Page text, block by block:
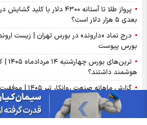
پرواز طلا تا آستانه ۴۳۰۰ دلار با
بعدی ۵ هزار دلار است؟
درج نماد «داروند» در بورس تهران | زیست اروند
بورس پیوست
هوشمند داشتند؟
گزارش ماهانه صنعت
رکورد تاریخی
پذیره‌نویسی صندوق